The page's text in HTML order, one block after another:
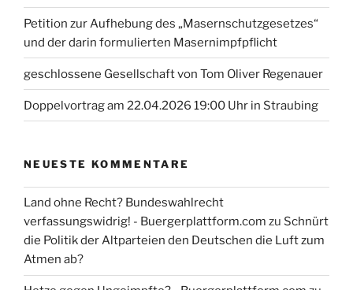
Petition zur Aufhebung des „Masernschutzgesetzes“
und der darin formulierten Masernimpfpflicht
geschlossene Gesellschaft von Tom Oliver Regenauer
Doppelvortrag am 22.04.2026 19:00 Uhr in Straubing
NEUESTE KOMMENTARE
Land ohne Recht? Bundeswahlrecht
verfassungswidrig! - Buergerplattform.com zu Schnürt
die Politik der Altparteien den Deutschen die Luft zum
Atmen ab?